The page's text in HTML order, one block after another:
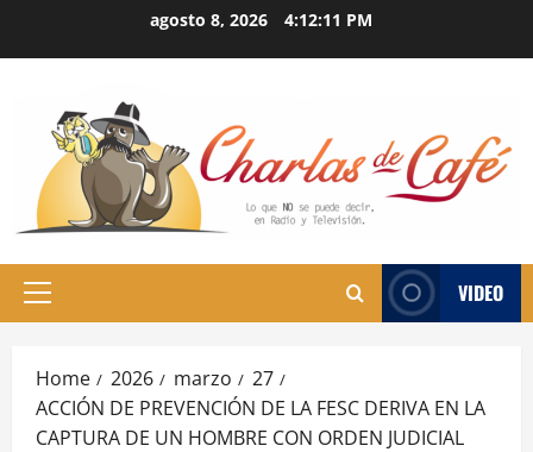
agosto 8, 2026 4:12:11 PM
Primary
VIDEO
Home 2026 marzo
27
ACCIÓN DE PREVENCIÓN DE LA FESC DERIVA EN LA
CAPTURA DE UN HOMBRE CON ORDEN JUDICIAL